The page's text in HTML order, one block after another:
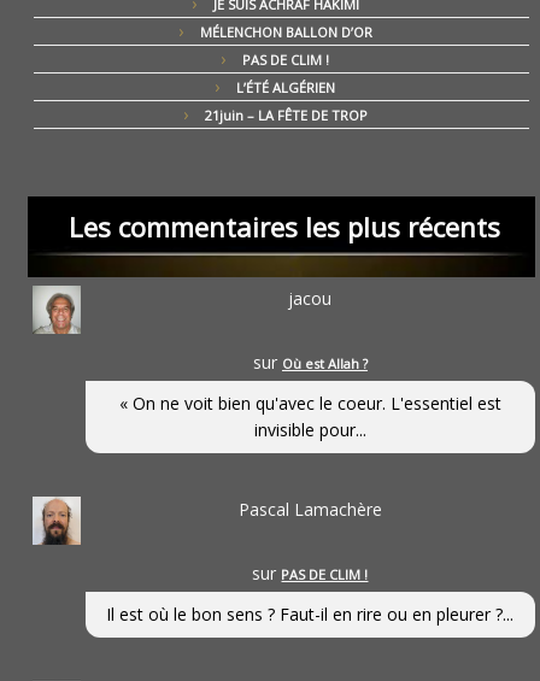
JE SUIS ACHRAF HAKIMI
MÉLENCHON BALLON D’OR
PAS DE CLIM !
L’ÉTÉ ALGÉRIEN
21juin – LA FÊTE DE TROP
Les commentaires les plus récents
jacou
sur Où est Allah ?
« On ne voit bien qu'avec le coeur. L'essentiel est
invisible pour...
Pascal Lamachère
sur PAS DE CLIM !
Il est où le bon sens ? Faut-il en rire ou en pleurer ?...